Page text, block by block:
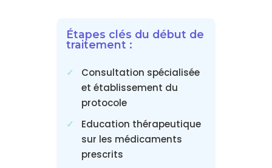
Étapes clés du début de
traitement :
Consultation spécialisée
et établissement du
protocole
Education thérapeutique
sur les médicaments
prescrits